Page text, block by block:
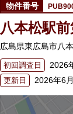
八本松駅
広島県東広島市八
初回調査日 2026
更新日 2026年6